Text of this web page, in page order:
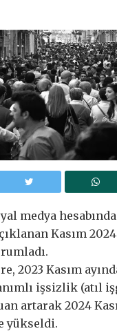
medya
Kasım
2023 Kasım
işsizlik (atıl
artarak 2024
yükseldi.